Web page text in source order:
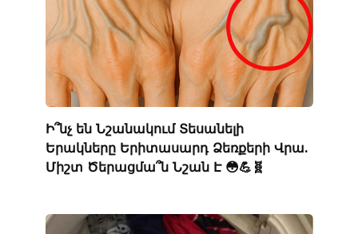
Ի՞նչ են Նշանակում Տեսանելի
Երակները Երիտասարդ Ձեռքերի Վրա.
Միշտ Ծերացմա՞ն Նշան Է 😳💪🧬